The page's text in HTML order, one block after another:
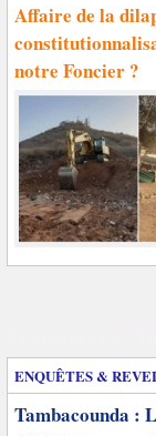
Affaire de la
notre Foncier ?
ENQUÊTES &
Tambacounda :